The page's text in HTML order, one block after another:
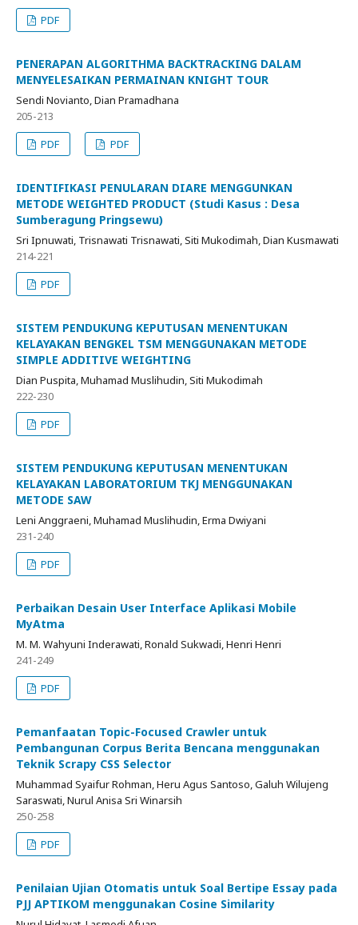
PDF
PENERAPAN ALGORITHMA BACKTRACKING DALAM
MENYELESAIKAN PERMAINAN KNIGHT TOUR
Sendi Novianto, Dian Pramadhana
205-213
PDF
PDF
IDENTIFIKASI PENULARAN DIARE MENGGUNKAN
METODE WEIGHTED PRODUCT (Studi Kasus : Desa
Sumberagung Pringsewu)
Sri Ipnuwati, Trisnawati Trisnawati, Siti Mukodimah, Dian Kusmawati
214-221
PDF
SISTEM PENDUKUNG KEPUTUSAN MENENTUKAN
KELAYAKAN BENGKEL TSM MENGGUNAKAN METODE
SIMPLE ADDITIVE WEIGHTING
Dian Puspita, Muhamad Muslihudin, Siti Mukodimah
222-230
PDF
SISTEM PENDUKUNG KEPUTUSAN MENENTUKAN
KELAYAKAN LABORATORIUM TKJ MENGGUNAKAN
METODE SAW
Leni Anggraeni, Muhamad Muslihudin, Erma Dwiyani
231-240
PDF
Perbaikan Desain User Interface Aplikasi Mobile
MyAtma
M. M. Wahyuni Inderawati, Ronald Sukwadi, Henri Henri
241-249
PDF
Pemanfaatan Topic-Focused Crawler untuk
Pembangunan Corpus Berita Bencana menggunakan
Teknik Scrapy CSS Selector
Muhammad Syaifur Rohman, Heru Agus Santoso, Galuh Wilujeng
Saraswati, Nurul Anisa Sri Winarsih
250-258
PDF
Penilaian Ujian Otomatis untuk Soal Bertipe Essay pada
PJJ APTIKOM menggunakan Cosine Similarity